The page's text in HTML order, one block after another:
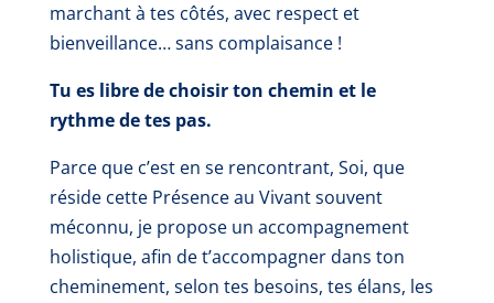
marchant à tes côtés, avec respect et
bienveillance… sans complaisance !
Tu es libre de choisir ton chemin et le
rythme de tes pas.
Parce que c’est en se rencontrant, Soi, que
réside cette Présence au Vivant souvent
méconnu, je propose un accompagnement
holistique, afin de t’accompagner dans ton
cheminement, selon tes besoins, tes élans, les